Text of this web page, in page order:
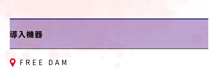
導入機器
FREE DAM